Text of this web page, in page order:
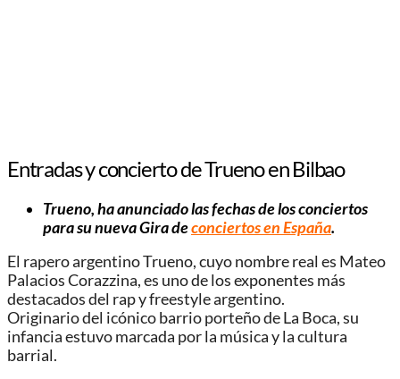
Entradas y concierto de Trueno en Bilbao
Trueno, ha anunciado las fechas de los conciertos
para su nueva Gira deconciertos en España.
El rapero argentino Trueno, cuyo nombre real es Mateo
Palacios Corazzina, es uno de los exponentes más
destacados del rap y freestyle argentino.
Originario del icónico barrio porteño de La Boca, su
infancia estuvo marcada por la música y la cultura
barrial.